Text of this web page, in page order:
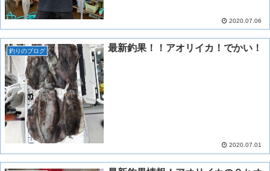
2020.07.06
釣りのブログ 最新釣果！！アオリイカ！でかい！
2020.07.01